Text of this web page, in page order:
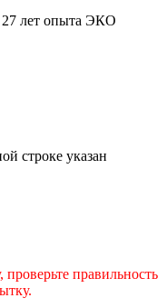
27 лет опыта ЭКО
строке указан
правильность